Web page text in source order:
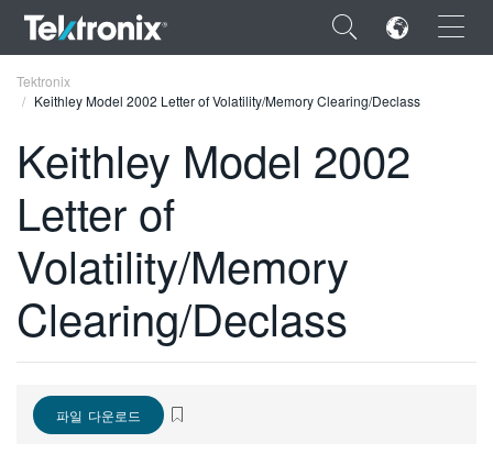
×
ENGLISH
FRANÇAIS
VIỆT NAM
日本語
Tektronix
Keithley Model 2002 Letter of Volatility/Memory Clearing/Declass
Keithley Model 2002
Letter of
Volatility/Memory
Clearing/Declass
파일 다운로드